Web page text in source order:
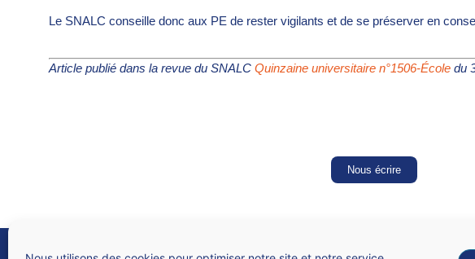
Le SNALC conseille donc aux PE de rester vigilants et de se préserver en
Article publié dans la revue du SNALC Quinzaine universitaire n°1506-École du
Nous écrire
Syndicat national des lycées, collèges, écoles et du supérieur